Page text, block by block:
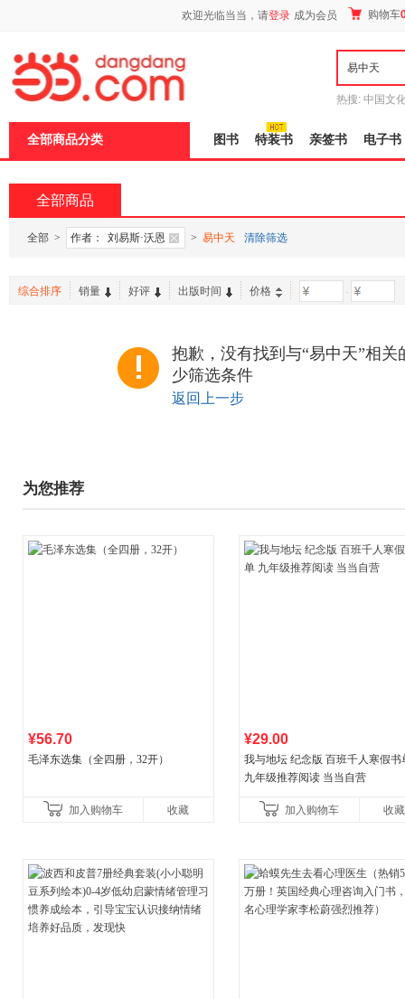
欢迎光临当当，请登录 成为会员 购物车
热搜: 中国文
全部商品分类 图书 特装书 亲签书 电子书
全部商品
全部 > 作者： 刘易斯·沃恩 > 易中天 清除筛选
综合排序 销量 好评 出版时间 价格 -
抱歉，没有找到与“易中天”相
少筛选条件
返回上一步
为您推荐
¥56.70
毛泽东选集（全四册，32开）
加入购物车 收藏
¥29.00
我与地坛 纪念版 百班千人寒假书
九年级推荐阅读 当当自营
加入购物车 收藏
页
加